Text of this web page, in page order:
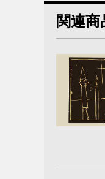
関連商